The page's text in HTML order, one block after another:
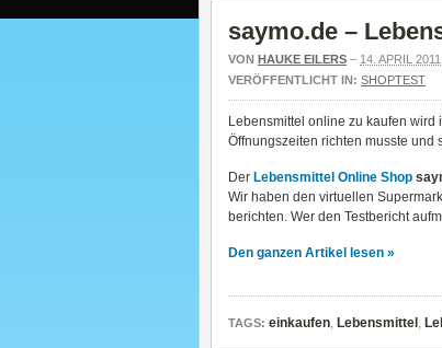
saymo.de –
VON HAUKE EILERS – 14. APRIL 2011
VERÖFFENTLICHT IN: SHOPTEST
Lebensmittel online zu kaufen wird
Öffnungszeiten richten musste und
Der Lebensmittel Online Shop
Wir haben den virtuellen
berichten. Wer den Testbericht
Den ganzen Artikel lesen »
TAGS: einkaufen, Lebensmittel ,